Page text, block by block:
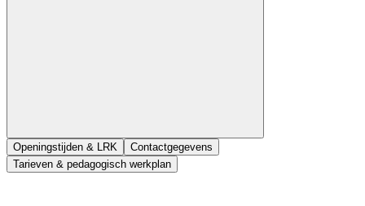
Openingstijden & LRK
Contactgegevens
Tarieven & pedagogisch werkplan